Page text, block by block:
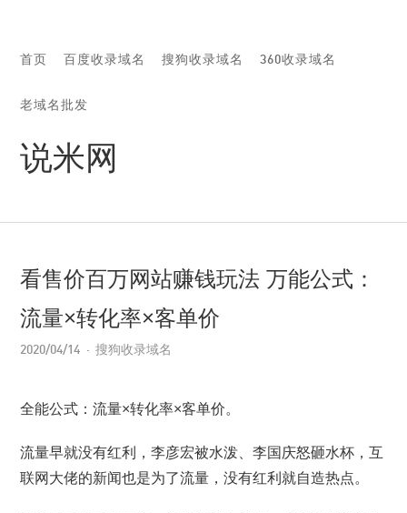
首页 百度收录域名 搜狗收录域名 360收录域名
老域名批发
说米网
看售价百万网站赚钱玩法 万能公式：
流量×转化率×客单价
2020/04/14 搜狗收录域名
全能公式：流量×转化率×客单价。
流量早就没有红利，李彦宏被水泼、李国庆怒砸水杯，互
联网大佬的新闻也是为了流量，没有红利就自造热点。